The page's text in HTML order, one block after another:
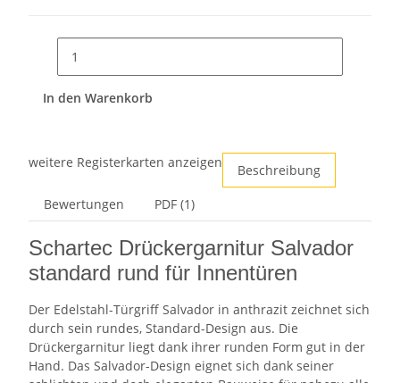
In den Warenkorb
weitere Registerkarten anzeigen
Beschreibung
Bewertungen
PDF (1)
Schartec Drückergarnitur Salvador
standard rund für Innentüren
Der Edelstahl-Türgriff Salvador in anthrazit zeichnet sich
durch sein rundes, Standard-Design aus. Die
Drückergarnitur liegt dank ihrer runden Form gut in der
Hand. Das Salvador-Design eignet sich dank seiner